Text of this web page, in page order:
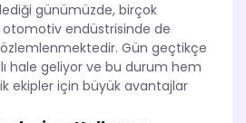
günümüzde, birçok
endüstrisinde de
Gün geçtikçe
hale geliyor ve bu durum hem
ekipler için büyük avantajlar